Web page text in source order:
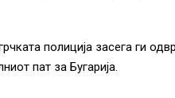
полиција засега ги
пат за Бугарија.